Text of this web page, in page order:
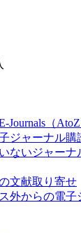
Journals（AtoZ
ジャーナル購
ないジャーナ
文献取り寄せ
外からの電子